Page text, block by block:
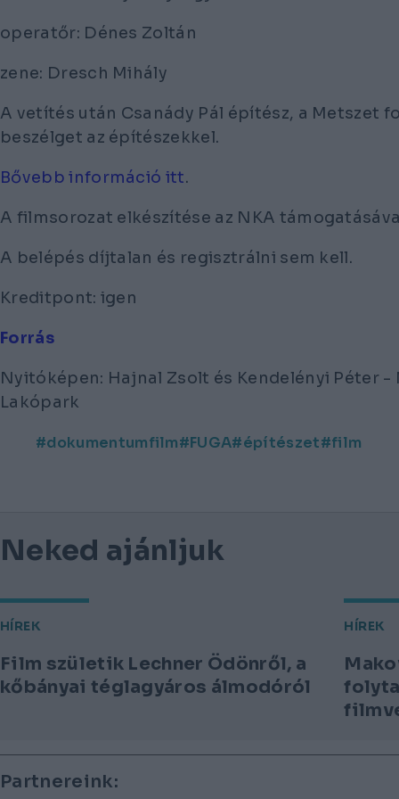
operatőr: Dénes Zoltán
zene: Dresch Mihály
A vetítés után Csanády Pál építész, a Metszet
beszélget az építészekkel.
Bővebb információ itt.
A filmsorozat elkészítése az NKA
A belépés díjtalan és regisztrálni sem kell.
Kreditpont: igen
Forrás
Nyitóképen: Hajnal Zsolt és Kendelényi Péter -
Lakópark
dokumentumfilm FUGA építészet film
Neked ajánljuk
HÍREK
Film születik Lechner Ödönről, a
kőbányai téglagyáros álmodóról
HÍREK
Lábléc
Partnereink: